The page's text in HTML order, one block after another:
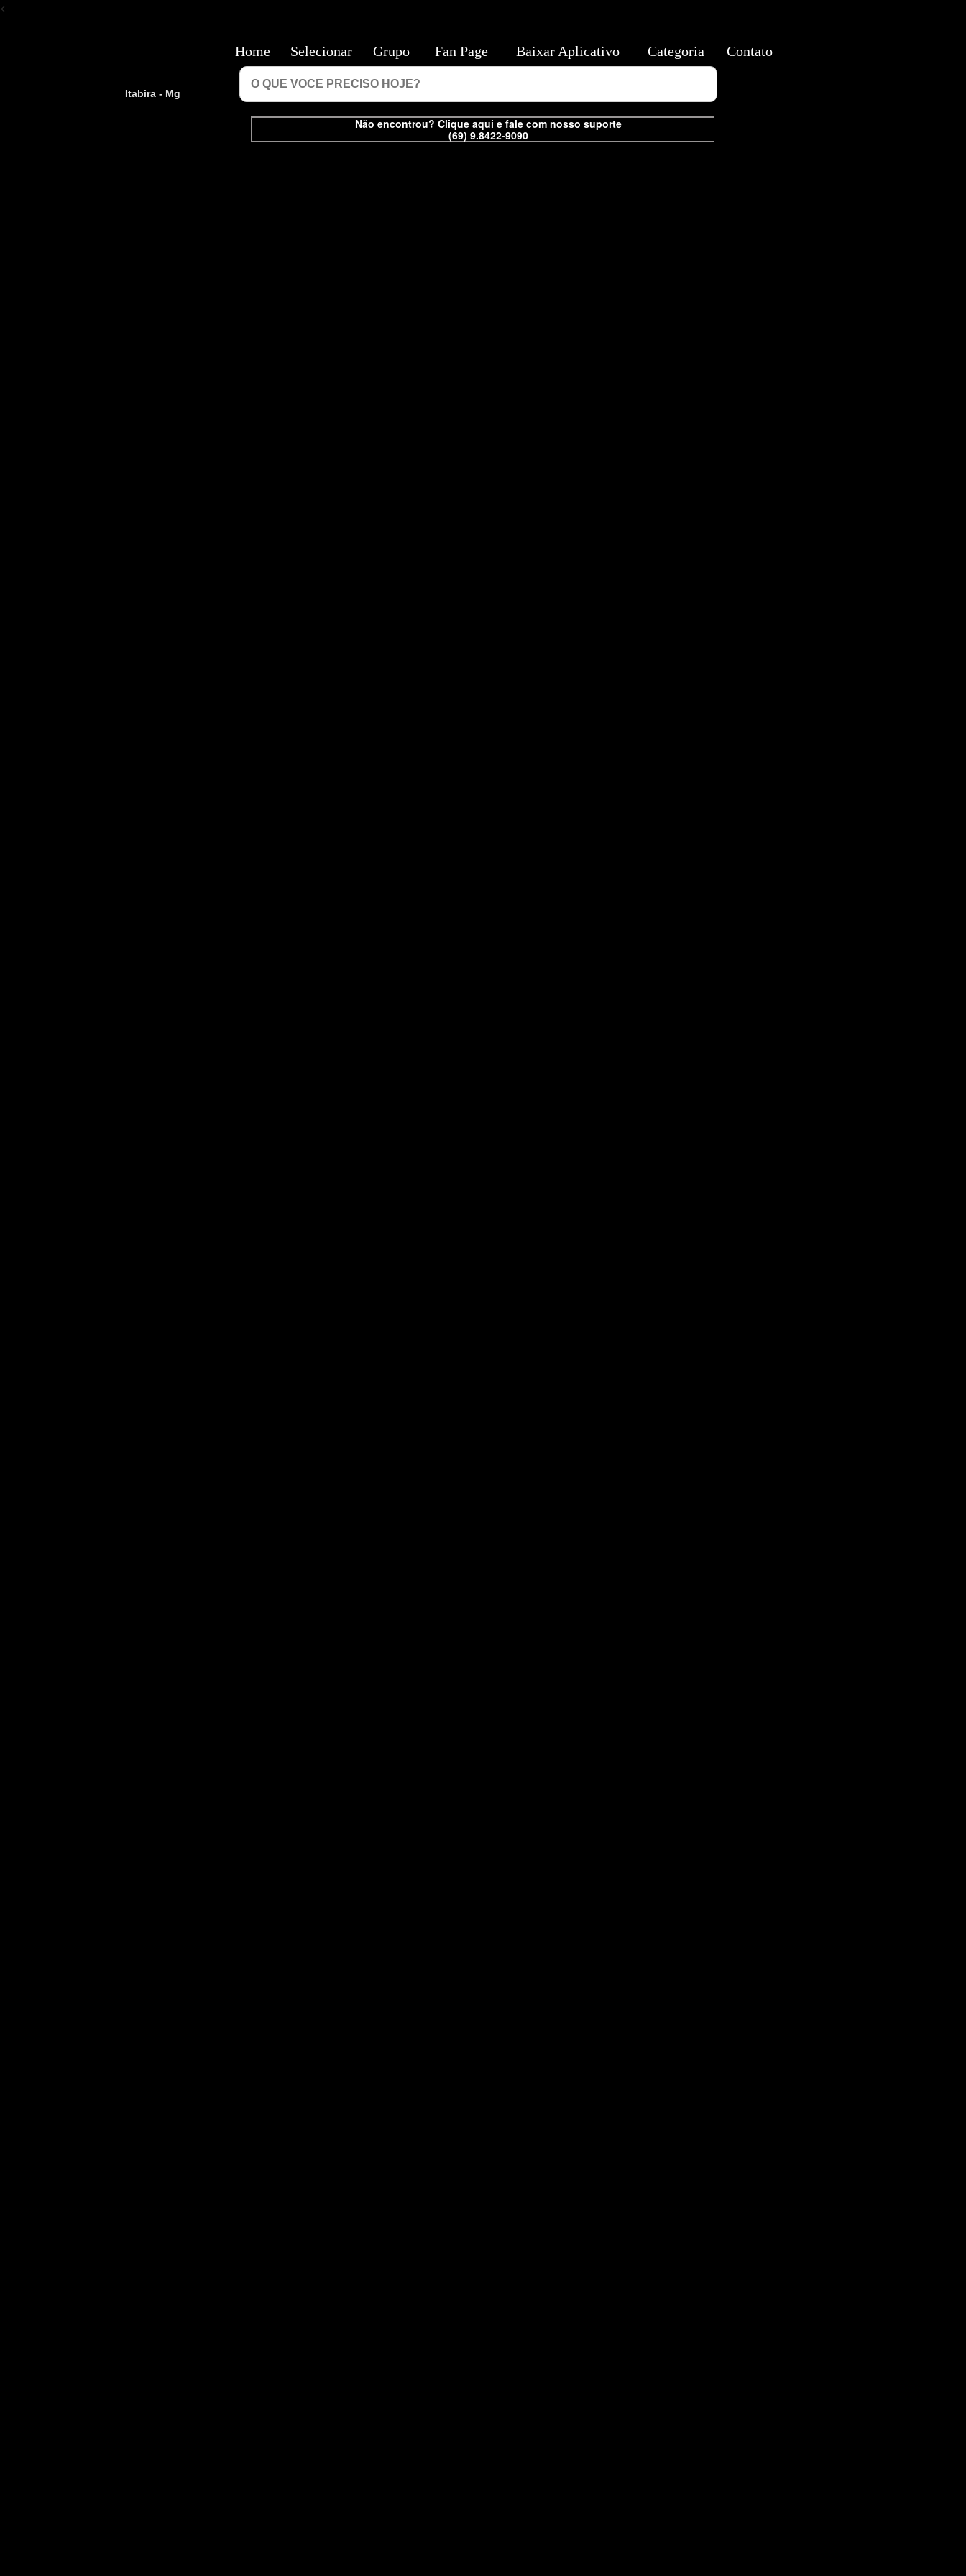
<
Itabira - Mg
Não encontrou? Clique aqui e fale com nosso suporte
(69) 9.8422-9090
Home Selecionar Grupo Fan Page Baixar Aplicativo Categoria Contato